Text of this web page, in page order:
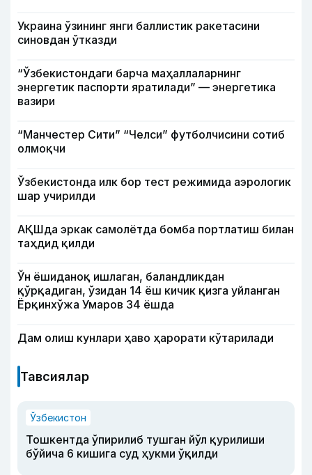
Украина ўзининг янги баллистик ракетасини
синовдан ўтказди
“Ўзбекистондаги барча маҳаллаларнинг
энергетик паспорти яратилади” — энергетика
вазири
“Манчестер Сити” “Челси” футболчисини сотиб
олмоқчи
Ўзбекистонда илк бор тест режимида аэрологик
шар учирилди
АҚШда эркак самолётда бомба портлатиш билан
таҳдид қилди
Ўн ёшиданоқ ишлаган, баландликдан
қўрқадиган, ўзидан 14 ёш кичик қизга уйланган
Ёрқинхўжа Умаров 34 ёшда
Дам олиш кунлари ҳаво ҳарорати кўтарилади
Тавсиялар
Ўзбекистон
Тошкентда ўпирилиб тушган йўл қурилиши
бўйича 6 кишига суд ҳукми ўқилди